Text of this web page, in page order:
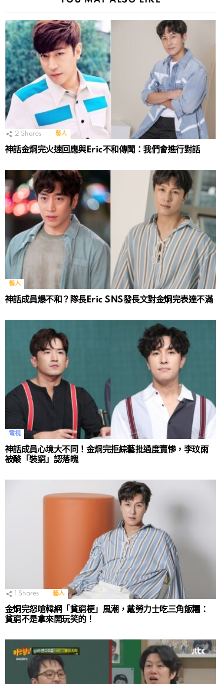
2 Shares 藝人
神話金烔完火速回應與Eric不和傳聞：我們會進行對話
藝人
神話成員爆不和？隊長Eric SNS發長文對金烔完表達不滿
電視
神話成員心境大不同！金烔完拒綜藝批過度賣慘，李玟雨
被酸「裝窮」認落魄
Shares 藝人
金烔完怒嗆韓網「貧窮梗」風潮，戴勞力士吃三角飯糰：
貧窮不是拿來開玩笑的！